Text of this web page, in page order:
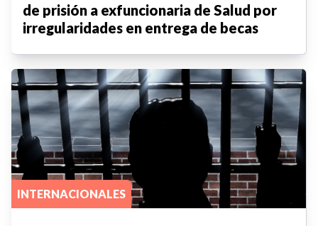
de prisión a exfuncionaria de Salud por
irregularidades en entrega de becas
INTERNACIONALES